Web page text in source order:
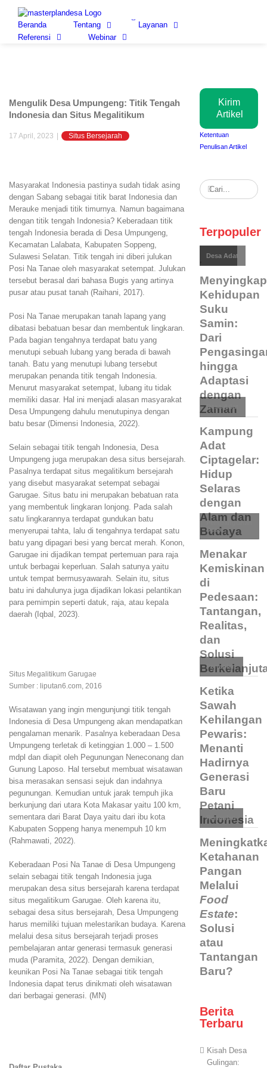
contentBeranda Tentang
Layanan
Referensi
Webinar
Mengulik Desa Umpungeng: Titik Tengah
Indonesia dan Situs Megalitikum
17 April, 2023 Situs Bersejarah
Masyarakat Indonesia pastinya sudah tidak asing
dengan Sabang sebagai titik barat Indonesia dan
Merauke menjadi titik timurnya. Namun bagaimana
dengan titik tengah Indonesia? Keberadaan titik
tengah Indonesia berada di Desa Umpungeng,
Kecamatan Lalabata, Kabupaten Soppeng,
Sulawesi Selatan. Titik tengah ini diberi julukan
Posi Na Tanae oleh masyarakat setempat. Julukan
tersebut berasal dari bahasa Bugis yang artinya
pusar atau pusat tanah (Raihani, 2017).
Posi Na Tanae merupakan tanah lapang yang
dibatasi bebatuan besar dan membentuk lingkaran.
Pada bagian tengahnya terdapat batu yang
menutupi sebuah lubang yang berada di bawah
tanah. Batu yang menutupi lubang tersebut
merupakan penanda titik tengah Indonesia.
Menurut masyarakat setempat, lubang itu tidak
memiliki dasar. Hal ini menjadi alasan masyarakat
Desa Umpungeng dahulu menutupinya dengan
batu besar (Dimensi Indonesia, 2022).
Selain sebagai titik tengah Indonesia, Desa
Umpungeng juga merupakan desa situs bersejarah.
Pasalnya terdapat situs megalitikum bersejarah
yang disebut masyarakat setempat sebagai
Garugae. Situs batu ini merupakan bebatuan rata
yang membentuk lingkaran lonjong. Pada salah
satu lingkarannya terdapat gundukan batu
menyerupai tahta, lalu di tengahnya terdapat satu
batu yang dipagari besi yang bercat merah. Konon,
Garugae ini dijadikan tempat pertemuan para raja
untuk berbagai keperluan. Salah satunya yaitu
untuk tempat bermusyawarah. Selain itu, situs
batu ini dahulunya juga dijadikan lokasi pelantikan
para pemimpin seperti datuk, raja, atau kepala
daerah (Iqbal, 2023).
Situs Megalitikum Garugae
Sumber : liputan6.com, 2016
Wisatawan yang ingin mengunjungi titik tengah
Indonesia di Desa Umpungeng akan mendapatkan
pengalaman menarik. Pasalnya keberadaan Desa
Umpungeng terletak di ketinggian 1.000 – 1.500
mdpl dan diapit oleh Pegunungan Neneconang dan
Gunung Laposo. Hal tersebut membuat wisatawan
bisa merasakan sensasi sejuk dan indahnya
pegunungan. Kemudian untuk jarak tempuh jika
berkunjung dari utara Kota Makasar yaitu 100 km,
sementara dari Barat Daya yaitu dari ibu kota
Kabupaten Soppeng hanya menempuh 10 km
(Rahmawati, 2022).
Keberadaan Posi Na Tanae di Desa Umpungeng
selain sebagai titik tengah Indonesia juga
merupakan desa situs bersejarah karena terdapat
situs megalitikum Garugae. Oleh karena itu,
sebagai desa situs bersejarah, Desa Umpungeng
harus memiliki tujuan melestarikan budaya. Karena
melalui desa situs bersejarah terjadi proses
pembelajaran antar generasi termasuk generasi
muda (Paramita, 2022). Dengan demikian,
keunikan Posi Na Tanae sebagai titik tengah
Indonesia dapat terus dinikmati oleh wisatawan
dari berbagai generasi. (MN)
Kirim
Artikel
Ketentuan
Penulisan Artikel
Search
for:
Terpopuler
Budaya
Desa Adat
Menyingkap
Kehidupan
Suku
Samin:
Dari
hingga
Adaptasi
dengan
Zaman
Desa Adat
Kampung
Adat
Ciptagelar:
Hidup
Selaras
dengan
Alam dan
Budaya
Pembangunan
Desa
Menakar
Kemiskinan
di
Pedesaan:
Tantangan,
Realitas,
dan
Solusi
Pertanian
Ketika
Sawah
Kehilangan
Pewaris:
Menanti
Hadirnya
Generasi
Baru
Petani
Indonesia
Pertanian
Ketahanan
Pangan
Melalui
Food
Estate:
Solusi
atau
Tantangan
Baru?
Berita
Terbaru
Kisah Desa
Gulingan: